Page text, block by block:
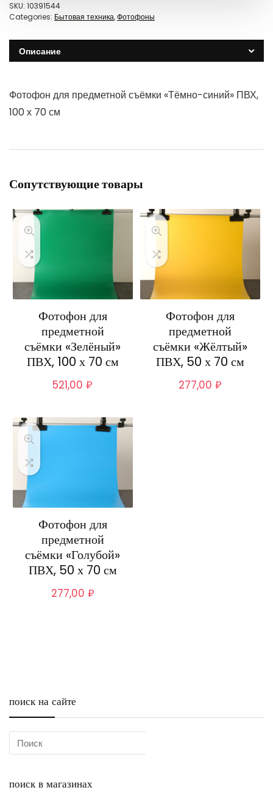
SKU: 10391544
Categories: Бытовая техника,Фотофоны
Описание
Фотофон для предметной съёмки «Тёмно-синий» ПВХ,
100 х 70 см
Сопутствующие товары
Фотофон для
предметной
съёмки «Зелёный»
ПВХ, 100 х 70 см
521,00₽
Фотофон для
предметной
съёмки «Жёлтый»
ПВХ, 50 х 70 см
277,00 ₽
Фотофон для
предметной
съёмки «Голубой»
ПВХ, 50 х 70 см
277,00 ₽
поиск на сайте
поиск в магазинах